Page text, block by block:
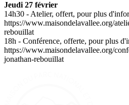
Jeudi 27 février
14h30 - Atelier, offert, pour plus
https://www.maisondelavallee.org/
rebouillat
18h - Conférence, offerte, pour plus
https://www.maisondelavallee.org/
jonathan-rebouillat